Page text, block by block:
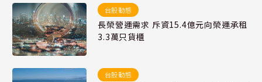
台股動態
長榮營運需求 斥資15.4億元向榮運承租
3.3萬只貨櫃
台股動態